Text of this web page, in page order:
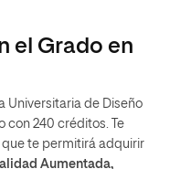
el Grado en
Universitaria de Diseño
con 240 créditos. Te
te permitirá adquirir
Aumentada,